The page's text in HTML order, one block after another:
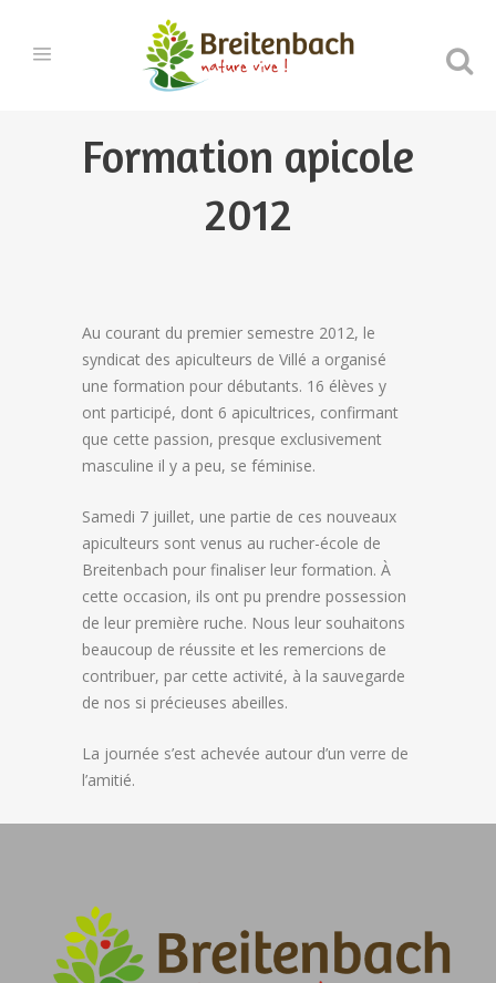
Formation apicole
2012
Au courant du premier semestre 2012, le
syndicat des apiculteurs de Villé a organisé
une formation pour débutants. 16 élèves y
ont participé, dont 6 apicultrices, confirmant
que cette passion, presque exclusivement
masculine il y a peu, se féminise.
Samedi 7 juillet, une partie de ces nouveaux
apiculteurs sont venus au rucher-école de
Breitenbach pour finaliser leur formation. À
cette occasion, ils ont pu prendre possession
de leur première ruche. Nous leur souhaitons
beaucoup de réussite et les remercions de
contribuer, par cette activité, à la sauvegarde
de nos si précieuses abeilles.
La journée s’est achevée autour d’un verre de
l’amitié.